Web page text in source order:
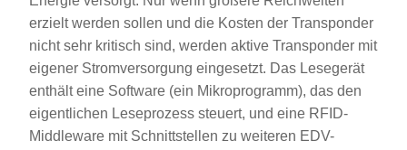
erzielt werden sollen und die Kosten der Transponder
nicht sehr kritisch sind, werden aktive Transponder mit
eigener Stromversorgung eingesetzt. Das Lesegerät
enthält eine Software (ein Mikroprogramm), das den
eigentlichen Leseprozess steuert, und eine RFID-
Middleware mit Schnittstellen zu weiteren EDV-